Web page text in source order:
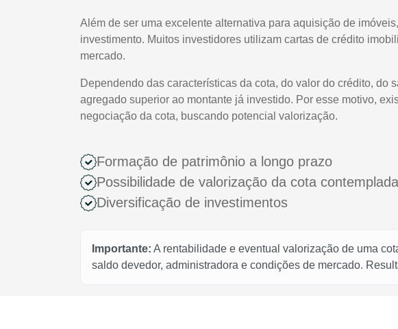
Além de ser uma excelente alternativa para aquisição de
investimento. Muitos investidores utilizam cartas de crédito
mercado.
Dependendo das características da cota, do valor do crédito,
agregado superior ao montante já investido. Por esse motivo,
negociação da cota, buscando potencial valorização.
Formação de patrimônio a longo prazo
Possibilidade de valorização da cota contemplada
Diversificação de investimentos
Importante: A rentabilidade e eventual valorização de uma
saldo devedor, administradora e condições de mercado.